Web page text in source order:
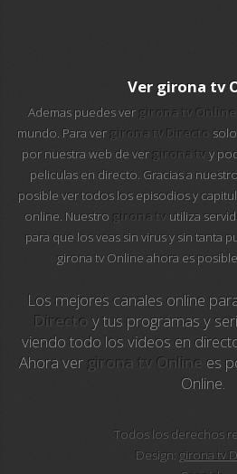
13 max digital
13 tv
24 corren
24 krim
24-7 los
24-7 los
25 televisio
Ver girona tv
Ademas puedes ver girona tv Online
mundo. Para ver girona tv Directo
por nuestra web de ver girona tv y
peliculas en directo. Gracias a
posible ver todos los episodios y
online. Nuestro girona tv utiliza
para que los veas sin virus y sin tanta
girona tv Online ahora es
Los mejores canales online
Directo y tus programas y
viendo todo los videos en
Ahora ver girona tv Online es
Online.
Todos los derechos
Design: girona tv